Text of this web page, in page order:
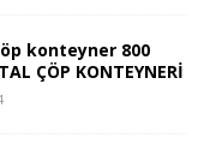
konteyner 800
ÇÖP KONTEYNERİ